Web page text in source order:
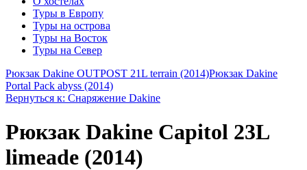
Туры в Европу
Туры на острова
Туры на Восток
Туры на Север
Рюкзак Dakine OUTPOST 21L terrain (2014)Рюкзак Dakine
Portal Pack abyss (2014)
Вернуться к: Снаряжение Dakine
Рюкзак Dakine Capitol 23L
limeade (2014)